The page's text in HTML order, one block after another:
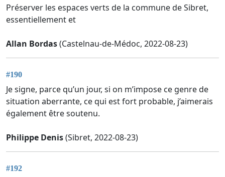
Préserver les espaces verts de la commune de Sibret,
essentiellement et
Allan Bordas(Castelnau-de-Médoc, 2022-08-23)
#190
Je signe, parce qu’un jour, si on m’impose ce genre de
situation aberrante, ce qui est fort probable, j’aimerais
également être soutenu.
Philippe Denis(Sibret, 2022-08-23)
#192